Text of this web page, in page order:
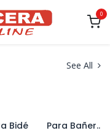
0
See All
Bidé Para Bañera